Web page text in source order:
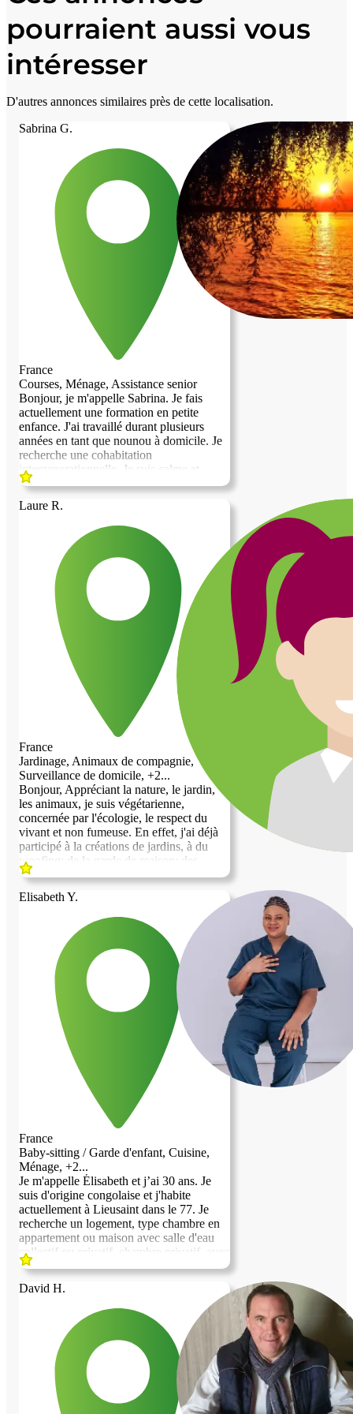
pourraient aussi vous
intéresser
D'autres annonces similaires près de cette localisation.
Sabrina G.
France
Courses, Ménage, Assistance senior
Bonjour, je m'appelle Sabrina. Je fais
actuellement une formation en petite
enfance. J'ai travaillé durant plusieurs
années en tant que nounou à domicile. Je
recherche une cohabitation
intergenerationnelle. Je suis calme et
agréable à vivre. Je suis également
quelqu'un d'organisée et qui sait garder un
logement propre. J'aime la marche à pied
et la cuisine. Au plaisir de vous rencontrer.
Cordialement.
Laure R.
France
Jardinage, Animaux de compagnie,
Surveillance de domicile, +2...
Bonjour, Appréciant la nature, le jardin,
les animaux, je suis végétarienne,
concernée par l'écologie, le respect du
vivant et non fumeuse. En effet, j'ai déjà
participé à la créations de jardins, à du
woofing; de la garde de maison; des
gardes d'animaux (chats, chiens, ânes;
poules); du petit bricolage et des travaux
de peinture et d'enduits. En recherche de
reconversion professionnelle, je peux être
disponible jusqu'à 15 heures dans une
semaine. Je suis une personne un peu
solitaire. Lieu calme souhaité, dans un
village dans le Tarn, en Aveyron. Je
recherche un logement indépendant (de
préférence type chalet en bois ou
maisonnette) et/ou un bout de terrain avec
accès à l'eau potable, ombre, électricité et
sanitaires pour mon camion aménagé.
N'hésitez pas à me contacter pour plus de
renseignements, Au plaisir de vous
rencontrer. Merci Cordialement
Elisabeth Y.
France
Baby-sitting / Garde d'enfant, Cuisine,
Ménage, +2...
Je m'appelle Élisabeth et j’ai 30 ans. Je
suis d'origine congolaise et j'habite
actuellement à Lieusaint dans le 77. Je
recherche un logement, type chambre en
appartement ou maison avec salle d'eau
collectif ou privatif, chambre privatif, avec
un cave ou grenier ou garage permettant
de garder mes affaires qui ne pourront pas
tenir dans la chambre, qu'il y est un balcon
ou jardin optionnelle, mais pas obligatoire,
qu'il y est des commerces de proximité et
les transports en commun cela est
indispensable, car je ne suis pas véhiculé.
Je souhaiterais déménager d'où j'habite,
car j'aimerais me rapprocher de Paris et
des villes limitrophes pour pouvoir
proposer mes services divers : 1) Dans le
David H.